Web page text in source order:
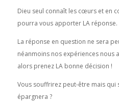
Dieu seul connaît les cœurs et en
pourra vous apporter LA réponse.
La réponse en question ne sera
néanmoins nos expériences nous
alors prenez LA bonne décision !
Vous souffrirez peut-être mais qui
épargnera ?